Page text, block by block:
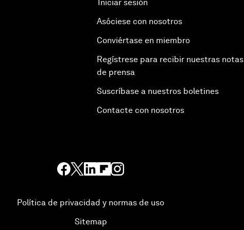
Iniciar sesión
Asóciese con nosotros
Conviértase en miembro
Regístrese para recibir nuestras notas
de prensa
Suscríbase a nuestros boletines
Contacte con nosotros
Política de privacidad y normas de uso
Sitemap